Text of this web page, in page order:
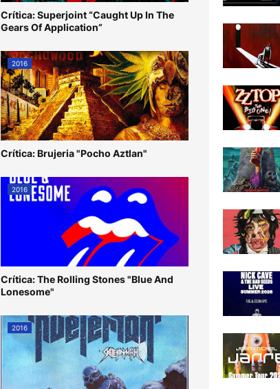
Crítica: Superjoint “Caught Up In The
Gears Of Application”
2016
Crítica: Brujeria "Pocho Aztlan"
2016
Crítica: The Rolling Stones "Blue And
Lonesome"
2016